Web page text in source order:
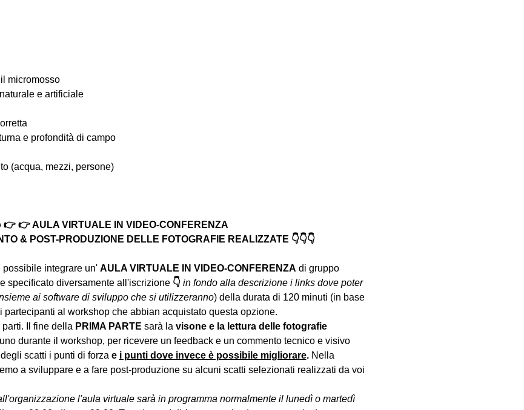
micromosso
e artificiale
e profondità di campo
(acqua, mezzi, persone)
👉 AULA VIRTUALE IN VIDEO-CONFERENZA
& POST-PRODUZIONE DELLE FOTOGRAFIE REALIZZATE 👇👇👇
possibile integrare un' AULA VIRTUALE IN VIDEO-CONFERENZA di gruppo
specificato diversamente all'iscrizione 👇 in fondo alla descrizione i links dove poter
ai software di sviluppo che si utilizzeranno) della durata di 120 minuti (in base
partecipanti al workshop che abbian acquistato questa opzione.
Il fine della PRIMA PARTE sarà la visone e la lettura delle fotografie
durante il workshop, per ricevere un feedback e un commento tecnico e visivo
scatti i punti di forza e i punti dove invece è possibile migliorare. Nella
a sviluppare e a fare post-produzione su alcuni scatti selezionati realizzati da voi
l'aula virtuale sarà in programma normalmente il lunedì o martedì